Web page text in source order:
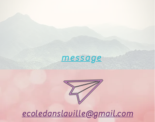
message
ecoledanslaville@gmail.com